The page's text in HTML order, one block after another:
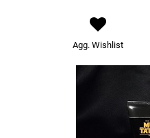
Agg. Wishlist